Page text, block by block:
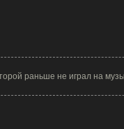
раньше не играл на